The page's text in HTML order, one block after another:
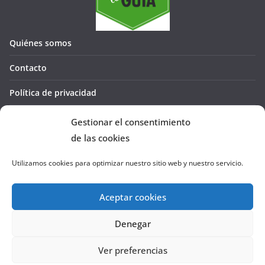
Gestionar el consentimiento
de las cookies
Utilizamos cookies para optimizar nuestro sitio web y nuestro servicio.
Aceptar cookies
Denegar
Ver preferencias
Quiénes somos
Contacto
Política de privacidad
Política de cookies (UE)
La Cañada te GUÍA
reservados.
por ThemeGrill. Funciona con